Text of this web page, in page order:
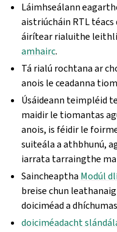
Láimhseálann
aistriúcháin RTL
áirítear rialuithe
amhairc.
Tá rialú rochtana ar
anois le ceadanna
Úsáideann teimpléid
maidir le tiomantas
anois, is féidir le
suiteála a athbhunú,
iarrata tarraingthe
Saincheaptha Modúl
breise chun
doiciméad a
doiciméadacht